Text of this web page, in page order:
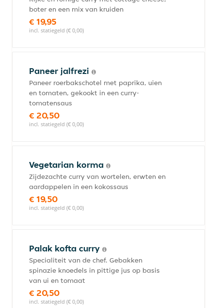
boter en een mix van kruiden
€ 19,95
incl. statiegeld (€ 0,00)
Paneer jalfrezi
Paneer roerbakschotel met paprika, uien
en tomaten, gekookt in een curry-
tomatensaus
€ 20,50
incl. statiegeld (€ 0,00)
Vegetarian korma
Zijdezachte curry van wortelen, erwten en
aardappelen in een kokossaus
€ 19,50
incl. statiegeld (€ 0,00)
Palak kofta curry
Specialiteit van de chef. Gebakken
spinazie knoedels in pittige jus op basis
van ui en tomaat
€ 20,50
incl. statiegeld (€ 0,00)